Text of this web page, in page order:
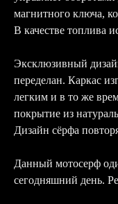
магнитного ключа,
В качестве топлива
Эксклюзивный
переделан. Каркас
легким и в то же
покрытие из
Дизайн сёрфа
Данный мотосерф
сегодняшний день.